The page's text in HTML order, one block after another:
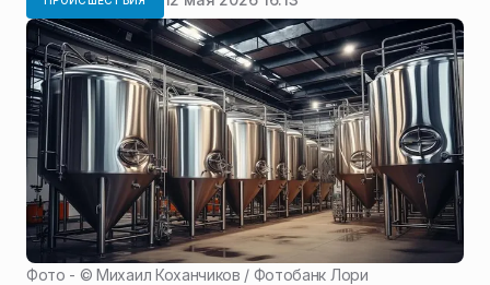
Фото - ©Михаил Коханчиков / Фотобанк Лори